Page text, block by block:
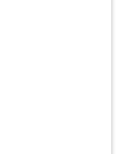
sieben
mit reinen